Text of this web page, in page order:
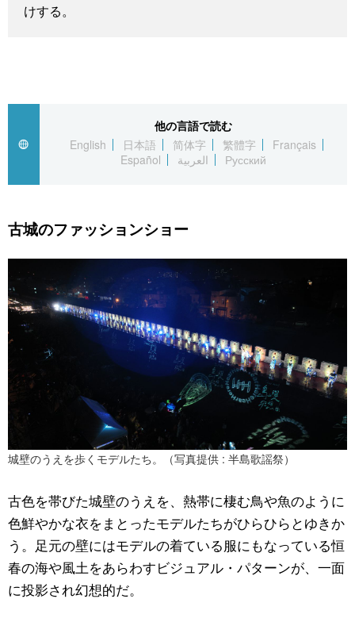
公式SNS
けする。
他の言語で読む
English
日本語 简体字 繁體字
Français
Español
العربية Русский
古城のファッションショー
城壁のうえを歩くモデルたち。（写真提供 : 半島歌謡祭）
古色を帯びた城壁のうえを、熱帯に棲む鳥や魚のように
色鮮やかな衣をまとったモデルたちがひらひらとゆきか
う。足元の壁にはモデルの着ている服にもなっている恒
春の海や風土をあらわすビジュアル・パターンが、一面
に投影され幻想的だ。